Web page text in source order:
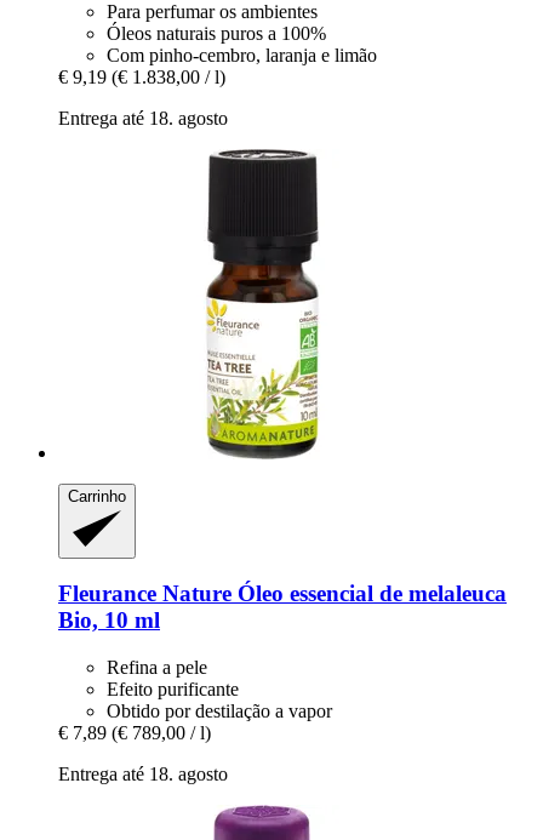
Para perfumar os ambientes
Óleos naturais puros a 100%
Com pinho-cembro, laranja e limão
€ 9,19 (€ 1.838,00 / l)
Entrega até 18. agosto
Carrinho
Fleurance Nature Óleo essencial de melaleuca
Bio, 10 ml
Refina a pele
Efeito purificante
Obtido por destilação a vapor
€ 7,89 (€ 789,00 / l)
Entrega até 18. agosto